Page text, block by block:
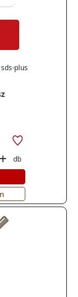
plus
+
db